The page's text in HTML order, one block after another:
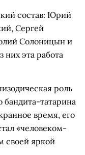
состав: Юрий
Сергей
Солоницын и
них эта работа
роль
бандита-татарина
время, его
«человеком-
своей яркой